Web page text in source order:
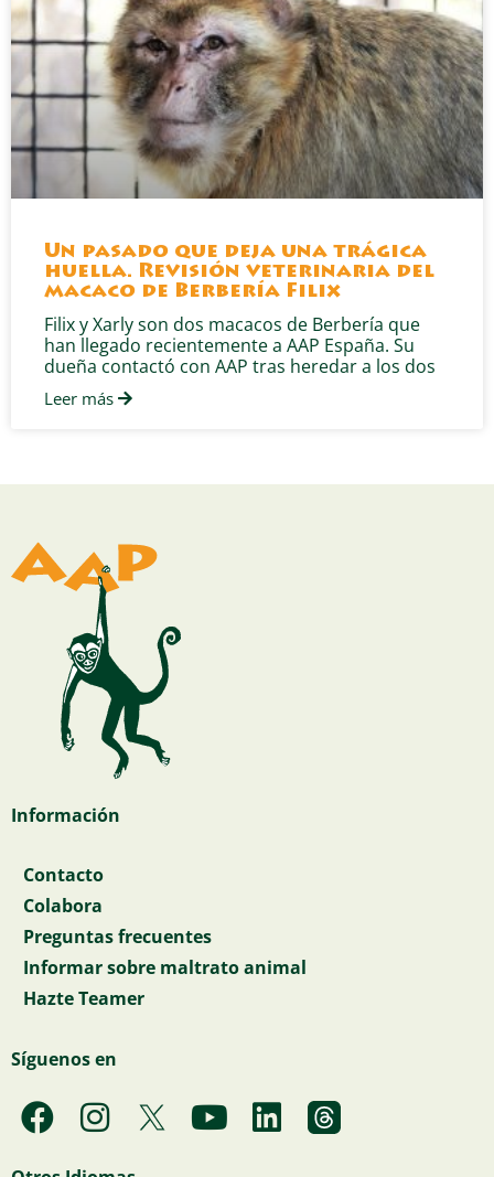
Un pasado que deja una trágica
huella. Revisión veterinaria del
macaco de Berbería Filix
Filix y Xarly son dos macacos de Berbería que
han llegado recientemente a AAP España. Su
dueña contactó con AAP tras heredar a los dos
Leer más
Información
Contacto
Colabora
Preguntas frecuentes
Informar sobre maltrato animal
Hazte Teamer
Síguenos en
F
a
I
n
Y
o
L
i